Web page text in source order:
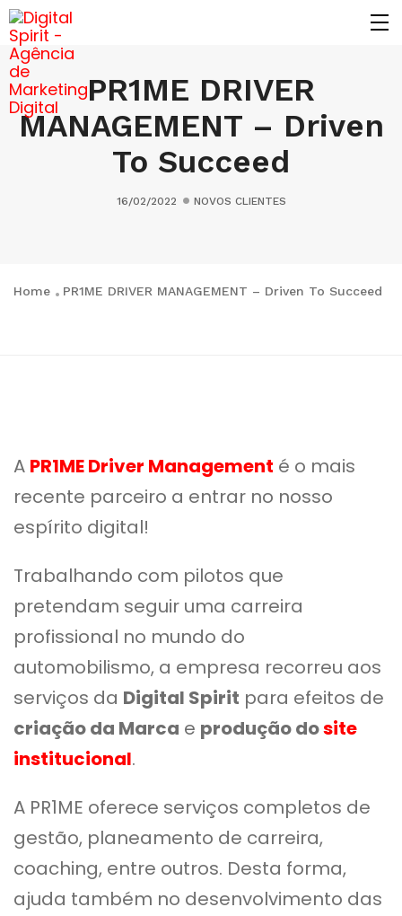
PR1ME DRIVER
MANAGEMENT – Driven
To Succeed
16/02/2022 NOVOS CLIENTES
Home PR1ME DRIVER MANAGEMENT – Driven To Succeed
A PR1ME Driver Management é o mais
recente parceiro a entrar no nosso
espírito digital!
Trabalhando com pilotos que
pretendam seguir uma carreira
profissional no mundo do
automobilismo, a empresa recorreu aos
serviços da Digital Spirit para efeitos de
criação da Marca e produção dosite
institucional.
A PR1ME oferece serviços completos de
gestão, planeamento de carreira,
coaching, entre outros. Desta forma,
ajuda também no desenvolvimento das